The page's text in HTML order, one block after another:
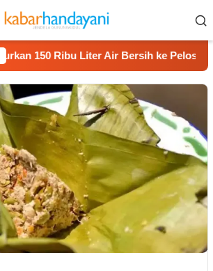
Ribu Liter Air Bersih ke Pelosok